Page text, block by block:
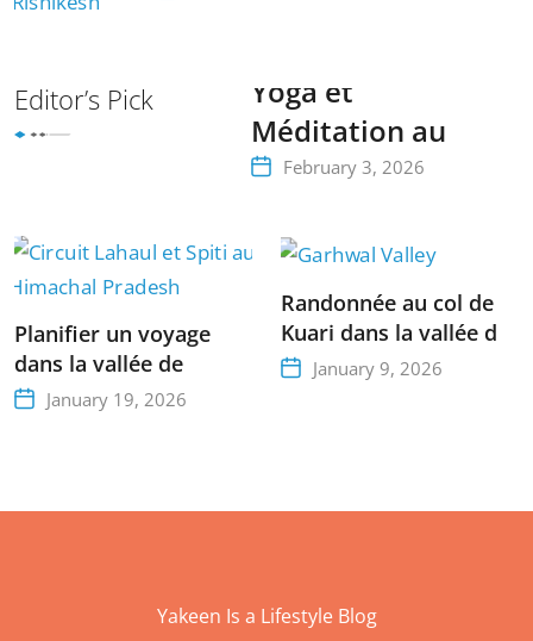
Editor’s Pick
Yoga et
Méditation au
Vallée de
February 3, 2026
Planifier un voyage
dans la vallée de
Lahaul et Spiti : un
January 19, 2026
Randonnée au col de
Kuari dans la vallée de
Garhwal
January 9, 2026
Yakeen Is a Lifestyle Blog